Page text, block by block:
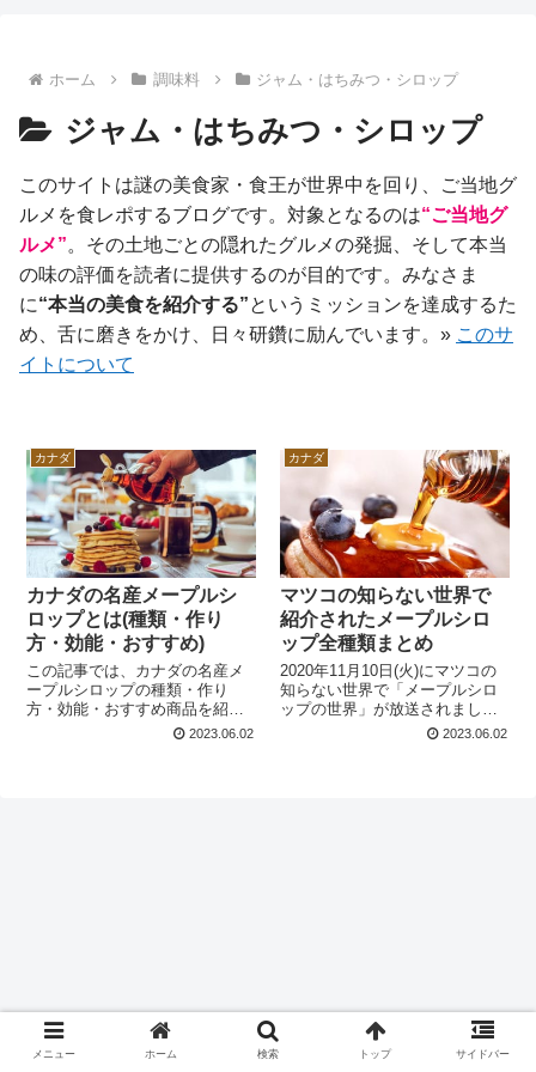
ホーム 調味料 ジャム・はちみつ・シロップ
ジャム・はちみつ・シロップ
このサイトは謎の美食家・食王が世界中を回り、ご当地グ
ルメを食レポするブログです。対象となるのは“ご当地グ
ルメ”。その土地ごとの隠れたグルメの発掘、そして本当
の味の評価を読者に提供するのが目的です。みなさま
に“本当の美食を紹介する”というミッションを達成するた
め、舌に磨きをかけ、日々研鑽に励んでいます。» このサ
イトについて
カナダ
カナダの名産メープルシ
ロップとは(種類・作り
方・効能・おすすめ)
この記事では、カナダの名産メ
ープルシロップの種類・作り
方・効能・おすすめ商品を紹介
しています。メープルシロップ
2023.06.02
カナダ
マツコの知らない世界で
紹介されたメープルシロ
ップ全種類まとめ
2020年11月10日(火)にマツコの
知らない世界で「メープルシロ
ップの世界」が放送されまし
た。 今回のプレゼンターは日本
2023.06.02
メニュー ホーム 検索 トップ サイドバー